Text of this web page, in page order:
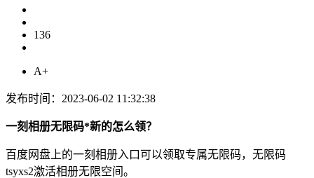
136
A+
发布时间：2023-06-02 11:32:38
一刻相册无限码*新的怎么领？
百度网盘上的一刻相册入口可以领取专属无限码，无限码
tsyxs2激活相册无限空间。